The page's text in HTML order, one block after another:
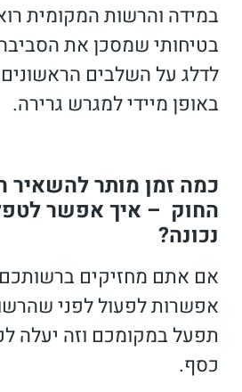
במידה והרשות המקומית
בטיחותי שמסכן את
לדלג על השלבים
באופן מיידי למגרש גרירה.
כמה זמן מותר להשאיר
החוק – איך אפשר
נכונה?
אם אתם מחזיקים
אפשרות לפעול לפני
תפעל במקומכם וזה יעלה
כסף.